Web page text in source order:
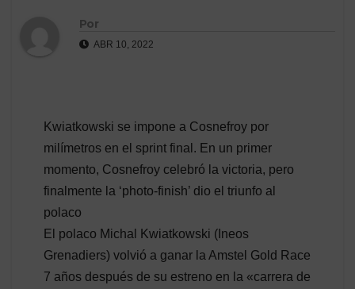
Por
ABR 10, 2022
Kwiatkowski se impone a Cosnefroy por
milímetros en el sprint final. En un primer
momento, Cosnefroy celebró la victoria, pero
finalmente la ‘photo-finish’ dio el triunfo al
polaco
El polaco Michal Kwiatkowski (Ineos
Grenadiers) volvió a ganar la Amstel Gold Race
7 años después de su estreno en la «carrera de